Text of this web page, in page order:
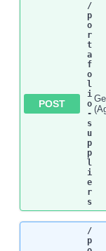
POST
/
p
o
r
t
a
f
o
l
i
o
-
s
u
p
p
l
i
e
r
s
/
p